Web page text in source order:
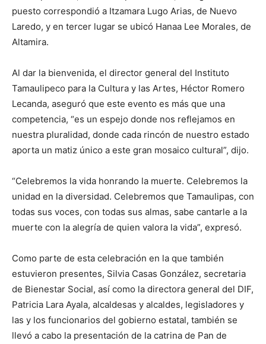
puesto correspondió a Itzamara Lugo Arias, de Nuevo
Laredo, y en tercer lugar se ubicó Hanaa Lee Morales, de
Altamira.
Al dar la bienvenida, el director general del Instituto
Tamaulipeco para la Cultura y las Artes, Héctor Romero
Lecanda, aseguró que este evento es más que una
competencia, “es un espejo donde nos reflejamos en
nuestra pluralidad, donde cada rincón de nuestro estado
aporta un matiz único a este gran mosaico cultural”, dijo.
“Celebremos la vida honrando la muerte. Celebremos la
unidad en la diversidad. Celebremos que Tamaulipas, con
todas sus voces, con todas sus almas, sabe cantarle a la
muerte con la alegría de quien valora la vida”, expresó.
Como parte de esta celebración en la que también
estuvieron presentes, Silvia Casas González, secretaria
de Bienestar Social, así como la directora general del DIF,
Patricia Lara Ayala, alcaldesas y alcaldes, legisladores y
las y los funcionarios del gobierno estatal, también se
llevó a cabo la presentación de la catrina de Pan de